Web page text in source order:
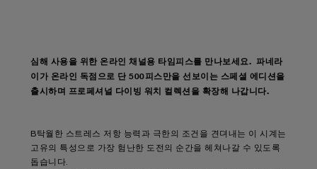
심해 사용을 위한 온라인 채널용 타임피스를 만나보세요. 파네라
이가 온라인 독점으로 단 500피스만을 선보이는 스페셜 에디션을
출시하며 프로페셔널 다이빙 워치 컬렉션을 확장해 나갑니다.
B탁월한 스트레스 저항 능력과 극한의 조건을 견뎌내는 이 시계는
고유의 특성으로 가장 험난한 도전의 순간을 헤쳐나갈 수 있도록
돕습니다.